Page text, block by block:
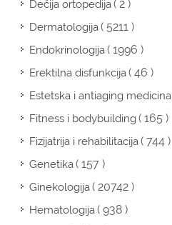
Dečija ortopedija( 2 )
Dermatologija( 5211 )
Endokrinologija( 1996 )
Erektilna disfunkcija( 46 )
Estetska i antiaging medicina
Fitness i bodybuilding( 165 )
Fizijatrija i rehabilitacija( 744 )
Genetika( 157 )
Ginekologija( 20742 )
Hematologija( 938 )